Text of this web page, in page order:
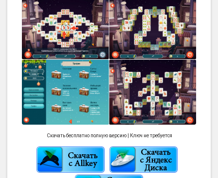
Скачать бесплатно полную версию | Ключ не требуется